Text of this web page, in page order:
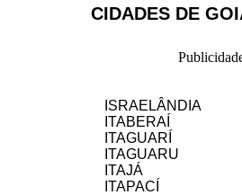
CIDADES DE
ISRAELÂNDIA
ITABERAÍ
ITAGUARÍ
ITAGUARU
ITAJÁ
ITAPACÍ